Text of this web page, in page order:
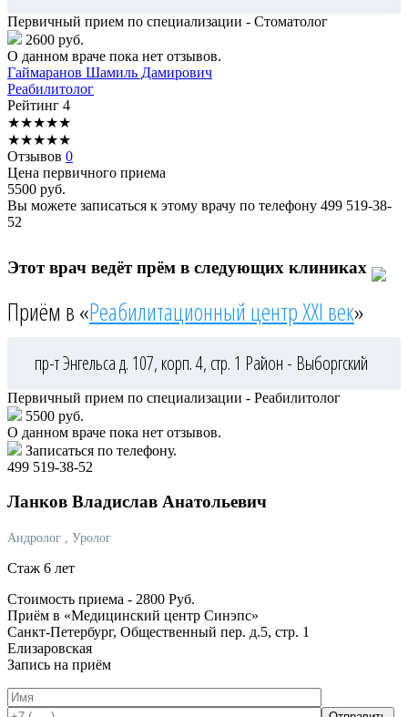
Первичный прием по специализации - Стоматолог
2600 руб.
О данном враче пока нет отзывов.
Гаймаранов Шамиль Дамирович
Реабилитолог
Рейтинг 4
★★★★★
★★★★★
Отзывов 0
Цена первичного приема
5500 руб.
Вы можете записаться к этому врачу по телефону 499 519-38-
52
Этот врач ведёт прём в следующих клиниках
Приём в «Реабилитационный центр XXI век»
пр-т Энгельса д. 107, корп. 4, стр. 1 Район - Выборгский
Первичный прием по специализации - Реабилитолог
5500 руб.
О данном враче пока нет отзывов.
Записаться по телефону.
499 519-38-52
Ланков Владислав Анатольевич
Андролог , Уролог
Стаж 6 лет
Стоимость приема - 2800 Руб.
Приём в «Медицинский центр Синэпс»
Санкт-Петербург, Общественный пер. д.5, стр. 1
Елизаровская
Запись на приём